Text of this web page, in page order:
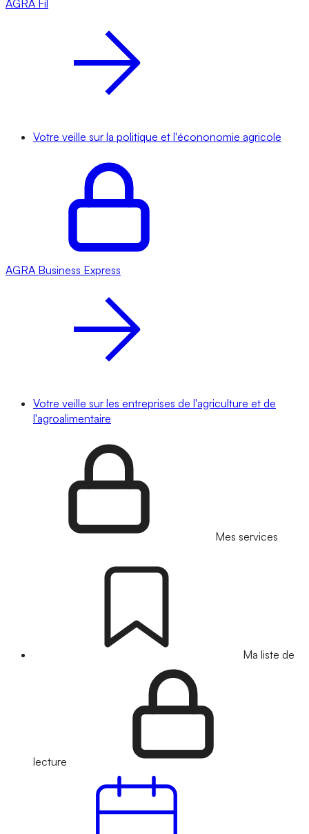
AGRA Fil
Votre veille sur la politique et l'écononomie agricole
AGRA Business Express
Votre veille sur les entreprises de l'agriculture et de
l'agroalimentaire
Mes services
Ma liste de
lecture